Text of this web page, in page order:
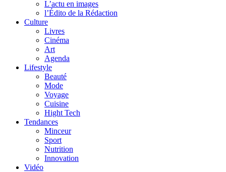
L’actu en images
l’Édito de la Rédaction
Culture
Livres
Cinéma
Art
Agenda
Lifestyle
Beauté
Mode
Voyage
Cuisine
Hight Tech
Tendances
Minceur
Sport
Nutrition
Innovation
Vidéo